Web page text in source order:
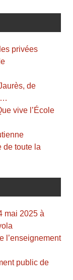
privées
de
…
vive l’École
de toute la
mai 2025 à
l’enseignement
public de